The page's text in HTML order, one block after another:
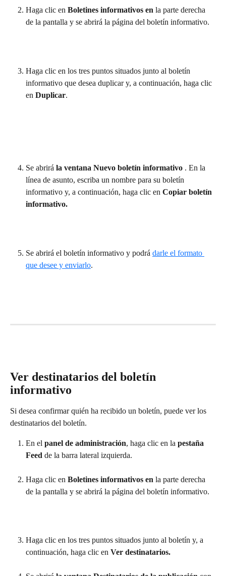
Haga clic en Boletines informativos en la parte derecha
de la pantalla y se abrirá la página del boletín informativo.
Haga clic en los tres puntos situados junto al boletín
informativo que desea duplicar y, a continuación, haga clic
en Duplicar.
Se abrirá la ventana Nuevo boletín informativo . En la
línea de asunto, escriba un nombre para su boletín
informativo y, a continuación, haga clic en Copiar boletín
informativo.
Se abrirá el boletín informativo y podrá darle el formato
que desee y enviarlo.
Ver destinatarios del boletín
informativo
Si desea confirmar quién ha recibido un boletín, puede ver los
destinatarios del boletín.
En el panel de administración, haga clic en la pestaña
Feed de la barra lateral izquierda.
Haga clic en Boletines informativos en la parte derecha
de la pantalla y se abrirá la página del boletín informativo.
Haga clic en los tres puntos situados junto al boletín y, a
continuación, haga clic en Ver destinatarios.